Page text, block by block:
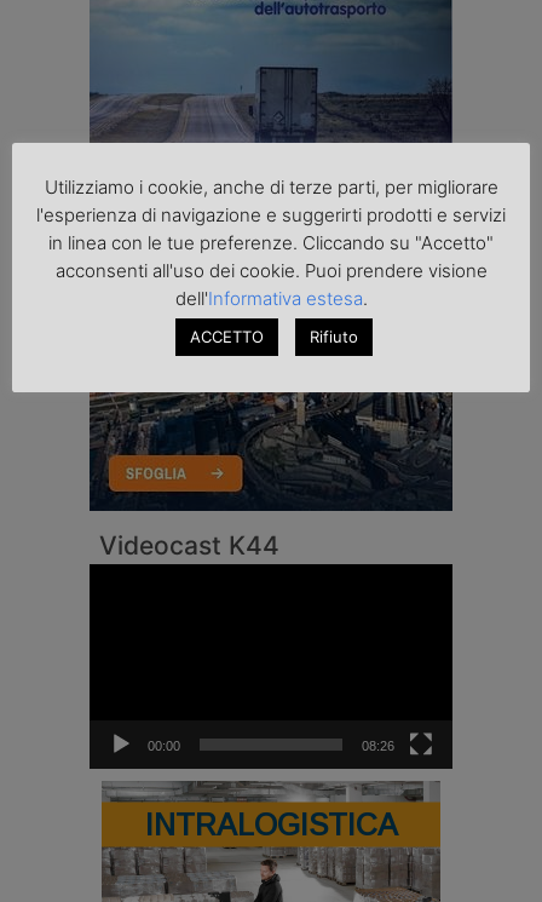
Videocast K44
00:00 08:26
INTRALOGISTICA
Utilizziamo i cookie, anche di terze parti, per migliorare
l'esperienza di navigazione e suggerirti prodotti e servizi
in linea con le tue preferenze. Cliccando su "Accetto"
acconsenti all'uso dei cookie. Puoi prendere visione
dell'Informativa estesa.
ACCETTO Rifiuto